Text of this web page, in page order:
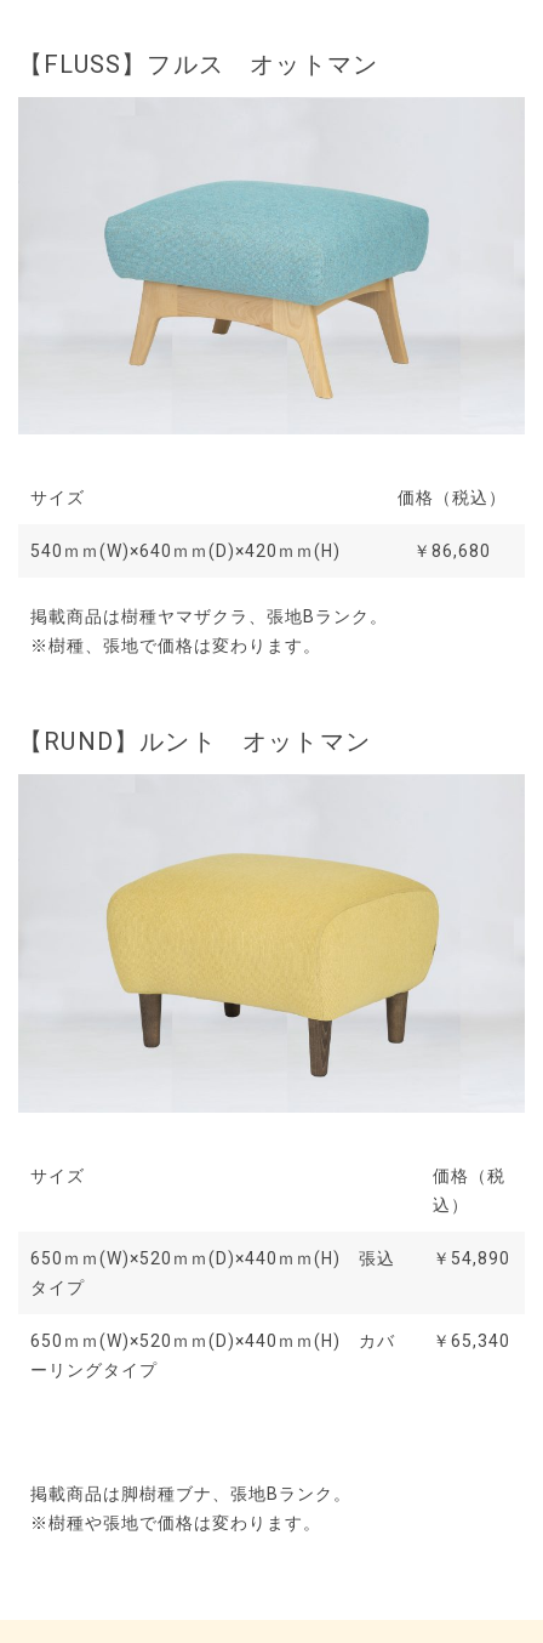
【FLUSS】フルス オットマン
サイズ 価格（税込）
540ｍｍ(W)×640ｍｍ(D)×420ｍｍ(H) ￥86,680
掲載商品は樹種ヤマザクラ、張地Bランク。
※樹種、張地で価格は変わります。
【RUND】ルント オットマン
サイズ
価格（税
込）
650ｍｍ(W)×520ｍｍ(D)×440ｍｍ(H) 張込
タイプ
￥54,890
650ｍｍ(W)×520ｍｍ(D)×440ｍｍ(H) カバ
ーリングタイプ
￥65,340
掲載商品は脚樹種ブナ、張地Bランク。
※樹種や張地で価格は変わります。